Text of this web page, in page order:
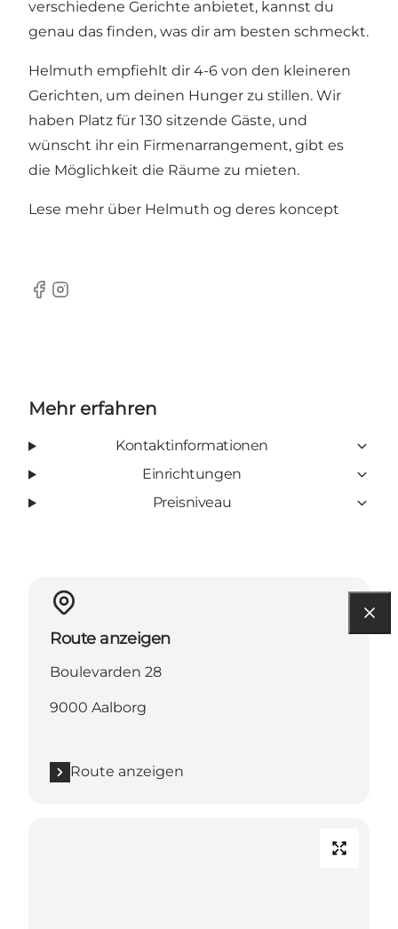
verschiedene Gerichte anbietet, kannst du
genau das finden, was dir am besten schmeckt.
Helmuth empfiehlt dir 4-6 von den kleineren
Gerichten, um deinen Hunger zu stillen. Wir
haben Platz für 130 sitzende Gäste, und
wünscht ihr ein Firmenarrangement, gibt es
die Möglichkeit die Räume zu mieten.
Lese mehr über Helmuth og deres koncept
Facebook
Instagram
Mehr erfahren
Kontaktinformationen
Einrichtungen
Preisniveau
Route anzeigen
Boulevarden 28
9000 Aalborg
Route anzeigen